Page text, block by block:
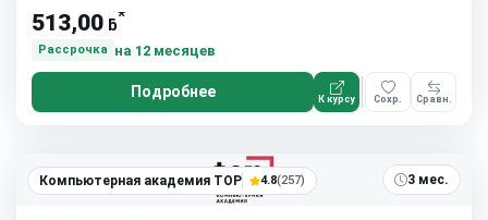
513,00 ƃ*
Рассрочка на 12 месяцев
Подробнее К курсу Сохр. Сравн.
Компьютерная академия TOP 4.8(257) 3 мес.